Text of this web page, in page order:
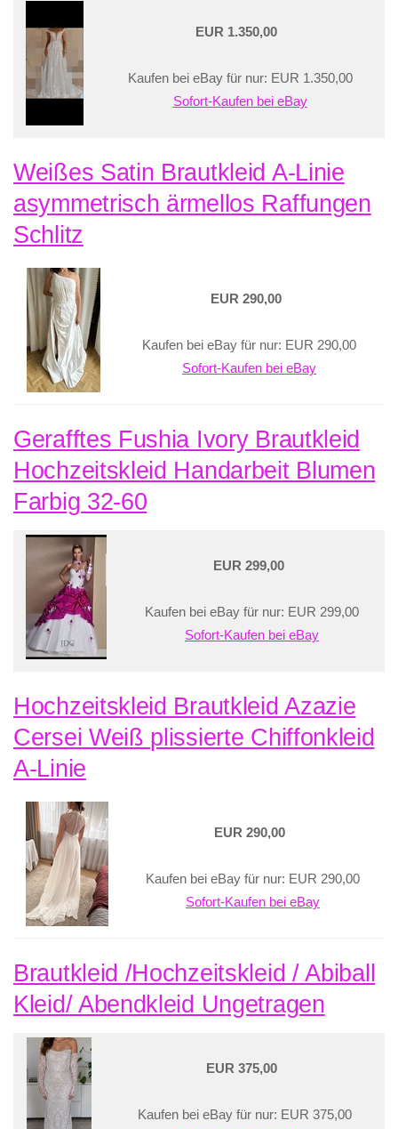
EUR 1.350,00
Kaufen bei eBay für nur: EUR 1.350,00
Sofort-Kaufen bei eBay
Weißes Satin Brautkleid A-Linie
asymmetrisch ärmellos Raffungen
Schlitz
EUR 290,00
Kaufen bei eBay für nur: EUR 290,00
Sofort-Kaufen bei eBay
Gerafftes Fushia Ivory Brautkleid
Hochzeitskleid Handarbeit Blumen
Farbig 32-60
EUR 299,00
Kaufen bei eBay für nur: EUR 299,00
Sofort-Kaufen bei eBay
Hochzeitskleid Brautkleid Azazie
Cersei Weiß plissierte Chiffonkleid
A-Linie
EUR 290,00
Kaufen bei eBay für nur: EUR 290,00
Sofort-Kaufen bei eBay
Brautkleid /Hochzeitskleid / Abiball
Kleid/ Abendkleid Ungetragen
EUR 375,00
Kaufen bei eBay für nur: EUR 375,00